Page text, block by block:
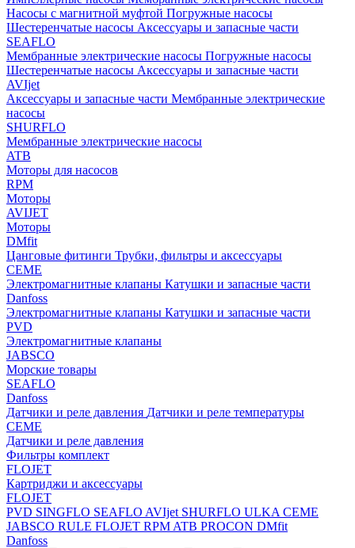
Насосы с магнитной муфтой Погружные насосы
Шестеренчатые насосы Аксессуары и запасные части
SEAFLO
Мембранные электрические насосы Погружные насосы
Шестеренчатые насосы Аксессуары и запасные части
AVIjet
Аксессуары и запасные части Мембранные электрические
насосы
SHURFLO
Мембранные электрические насосы
ATB
Моторы для насосов
RPM
Моторы
AVIJET
Моторы
DMfit
Цанговые фитинги Трубки, фильтры и аксессуары
CEME
Электромагнитные клапаны Катушки и запасные части
Danfoss
Электромагнитные клапаны Катушки и запасные части
PVD
Электромагнитные клапаны
JABSCO
Морские товары
SEAFLO
Danfoss
Датчики и реле давления Датчики и реле температуры
CEME
Датчики и реле давления
Фильтры комплект
FLOJET
Картриджи и аксессуары
FLOJET
PVD SINGFLO SEAFLO AVIjet SHURFLO ULKA CEME
JABSCO RULE FLOJET RPM ATB PROCON DMfit
Danfoss